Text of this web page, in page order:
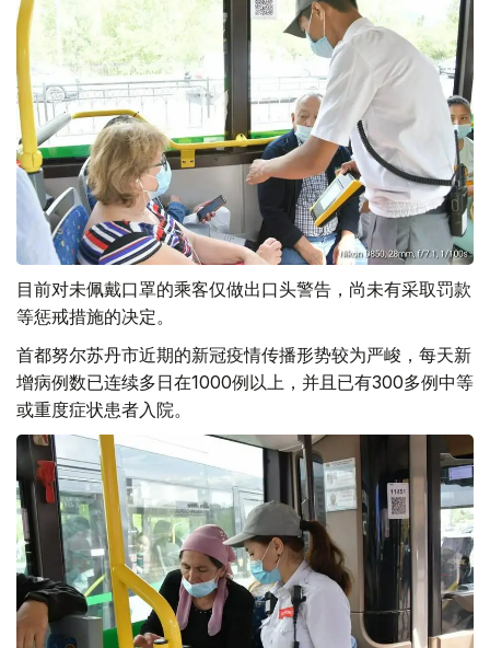
目前对未佩戴口罩的乘客仅做出口头警告，尚未有采取罚款
等惩戒措施的决定。
首都努尔苏丹市近期的新冠疫情传播形势较为严峻，每天新
增病例数已连续多日在1000例以上，并且已有300多例中等
或重度症状患者入院。